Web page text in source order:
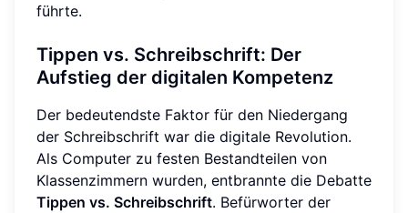
führte.
Tippen vs. Schreibschrift: Der
Aufstieg der digitalen Kompetenz
Der bedeutendste Faktor für den Niedergang
der Schreibschrift war die digitale Revolution.
Als Computer zu festen Bestandteilen von
Klassenzimmern wurden, entbrannte die Debatte
Tippen vs. Schreibschrift. Befürworter der